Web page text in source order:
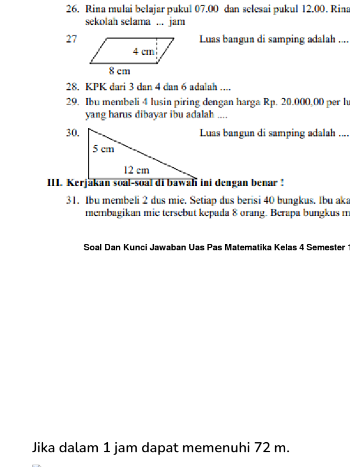
Soal Dan Kunci Jawaban Uas Pas Matematika Kelas 4 Semester
Jika dalam 1 jam dapat memenuhi 72 m.